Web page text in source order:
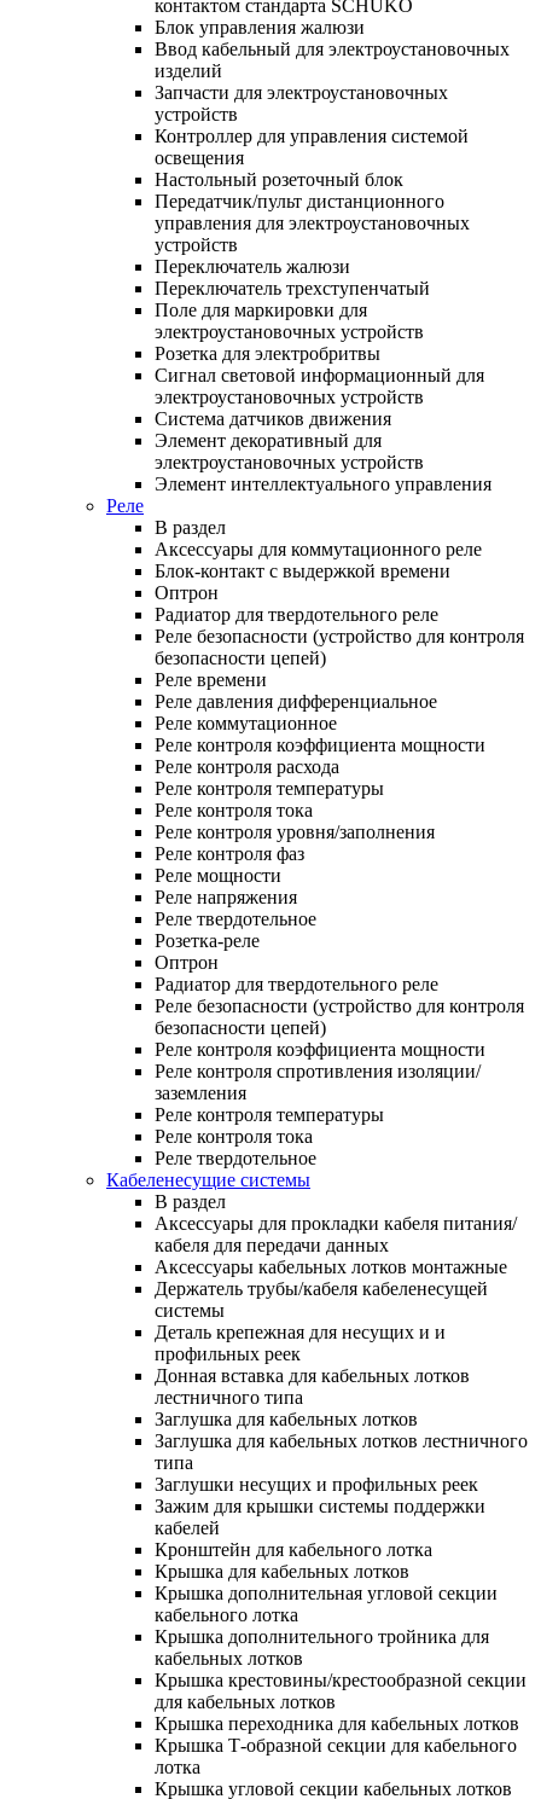
контактом стандарта SCHUKO
Блок управления жалюзи
Ввод кабельный для электроустановочных
изделий
Запчасти для электроустановочных
устройств
Контроллер для управления системой
освещения
Настольный розеточный блок
Передатчик/пульт дистанционного
управления для электроустановочных
устройств
Переключатель жалюзи
Переключатель трехступенчатый
Поле для маркировки для
электроустановочных устройств
Розетка для электробритвы
Сигнал световой информационный для
электроустановочных устройств
Система датчиков движения
Элемент декоративный для
электроустановочных устройств
Элемент интеллектуального управления
Реле
В раздел
Аксессуары для коммутационного реле
Блок-контакт с выдержкой времени
Оптрон
Радиатор для твердотельного реле
Реле безопасности (устройство для контроля
безопасности цепей)
Реле времени
Реле давления дифференциальное
Реле коммутационное
Реле контроля коэффициента мощности
Реле контроля расхода
Реле контроля температуры
Реле контроля тока
Реле контроля уровня/заполнения
Реле контроля фаз
Реле мощности
Реле напряжения
Реле твердотельное
Розетка-реле
Оптрон
Радиатор для твердотельного реле
Реле безопасности (устройство для контроля
безопасности цепей)
Реле контроля коэффициента мощности
Реле контроля спротивления изоляции/
заземления
Реле контроля температуры
Реле контроля тока
Реле твердотельное
Кабеленесущие системы
В раздел
Аксессуары для прокладки кабеля питания/
кабеля для передачи данных
Аксессуары кабельных лотков монтажные
Держатель трубы/кабеля кабеленесущей
системы
Деталь крепежная для несущих и и
профильных реек
Донная вставка для кабельных лотков
лестничного типа
Заглушка для кабельных лотков
Заглушка для кабельных лотков лестничного
типа
Заглушки несущих и профильных реек
Зажим для крышки системы поддержки
кабелей
Кронштейн для кабельного лотка
Крышка для кабельных лотков
Крышка дополнительная угловой секции
кабельного лотка
Крышка дополнительного тройника для
кабельных лотков
Крышка крестовины/крестообразной секции
для кабельных лотков
Крышка переходника для кабельных лотков
Крышка Т-образной секции для кабельного
лотка
Крышка угловой секции кабельных лотков